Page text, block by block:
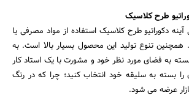
طرح کلاسیک
دکوراتیو طرح کلاسیک استفاده از مواد مصرفی یا
تنوع تولید این محصول بسیار بالا است. به
به فضای مورد نظر خود و مشورت با یک استاد کار
را بسته به سلیقه خود انتخاب کنید؛ چرا که در رنگ
عرضه می شود.